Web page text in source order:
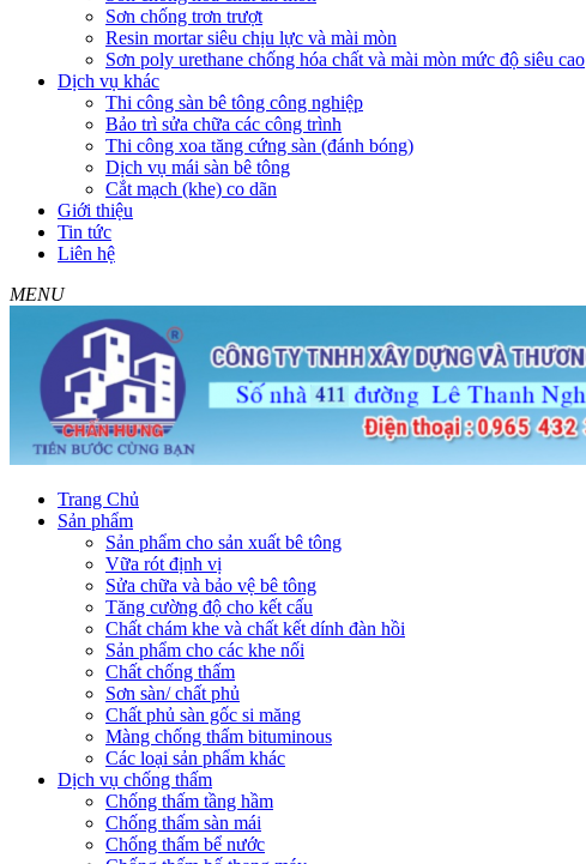
Sơn chống trơn trượt
Resin mortar siêu chịu lực và mài mòn
Sơn poly urethane chống hóa chất và mài mòn mức độ siêu cao
Dịch vụ khác
Thi công sàn bê tông công nghiệp
Bảo trì sửa chữa các công trình
Thi công xoa tăng cứng sàn (đánh bóng)
Dịch vụ mái sàn bê tông
Cắt mạch (khe) co dãn
Giới thiệu
Tin tức
Liên hệ
MENU
Trang Chủ
Sản phẩm
Sản phẩm cho sản xuất bê tông
Vữa rót định vị
Sửa chữa và bảo vệ bê tông
Tăng cường độ cho kết cấu
Chất chám khe và chất kết dính đàn hồi
Sản phẩm cho các khe nối
Chất chống thấm
Sơn sàn/ chất phủ
Chất phủ sàn gốc si măng
Màng chống thấm bituminous
Các loại sản phẩm khác
Dịch vụ chống thấm
Chống thấm tầng hầm
Chống thấm sàn mái
Chống thấm bể nước